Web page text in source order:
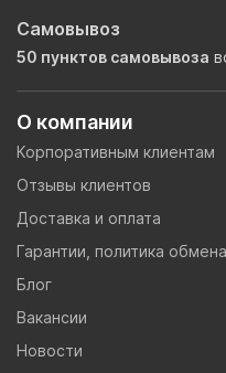
О компании
Корпоративным клиентам
Отзывы клиентов
Доставка и оплата
Гарантии, политика
Блог
Вакансии
Новости
Самовывоз
50 пунктов самовывоза